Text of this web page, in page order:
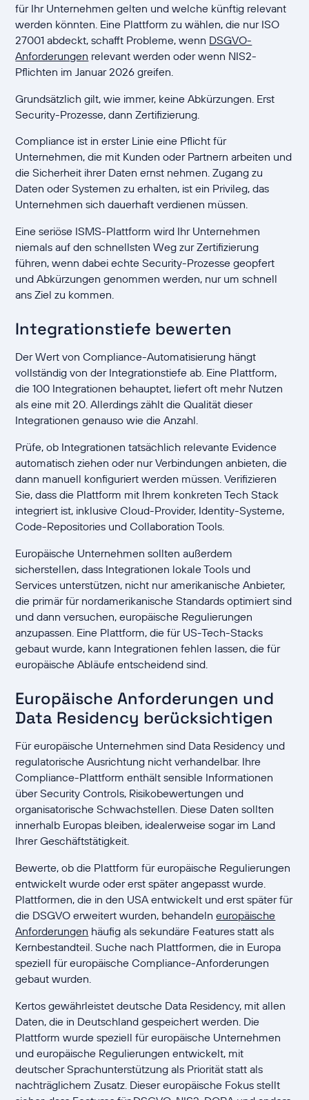
für Ihr Unternehmen gelten und welche künftig relevant
werden könnten. Eine Plattform zu wählen, die nur ISO
27001 abdeckt, schafft Probleme, wenn DSGVO-
Anforderungen relevant werden oder wenn NIS2-
Pflichten im Januar 2026 greifen.
Grundsätzlich gilt, wie immer, keine Abkürzungen. Erst
Security-Prozesse, dann Zertifizierung.
Compliance ist in erster Linie eine Pflicht für
Unternehmen, die mit Kunden oder Partnern arbeiten und
die Sicherheit ihrer Daten ernst nehmen. Zugang zu
Daten oder Systemen zu erhalten, ist ein Privileg, das
Unternehmen sich dauerhaft verdienen müssen.
Eine seriöse ISMS-Plattform wird Ihr Unternehmen
niemals auf den schnellsten Weg zur Zertifizierung
führen, wenn dabei echte Security-Prozesse geopfert
und Abkürzungen genommen werden, nur um schnell
ans Ziel zu kommen.
Integrationstiefe bewerten
Der Wert von Compliance-Automatisierung hängt
vollständig von der Integrationstiefe ab. Eine Plattform,
die 100 Integrationen behauptet, liefert oft mehr Nutzen
als eine mit 20. Allerdings zählt die Qualität dieser
Integrationen genauso wie die Anzahl.
Prüfe, ob Integrationen tatsächlich relevante Evidence
automatisch ziehen oder nur Verbindungen anbieten, die
dann manuell konfiguriert werden müssen. Verifizieren
Sie, dass die Plattform mit Ihrem konkreten Tech Stack
integriert ist, inklusive Cloud-Provider, Identity-Systeme,
Code-Repositories und Collaboration Tools.
Europäische Unternehmen sollten außerdem
sicherstellen, dass Integrationen lokale Tools und
Services unterstützen, nicht nur amerikanische Anbieter,
die primär für nordamerikanische Standards optimiert sind
und dann versuchen, europäische Regulierungen
anzupassen. Eine Plattform, die für US-Tech-Stacks
gebaut wurde, kann Integrationen fehlen lassen, die für
europäische Abläufe entscheidend sind.
Europäische Anforderungen und
Data Residency berücksichtigen
Für europäische Unternehmen sind Data Residency und
regulatorische Ausrichtung nicht verhandelbar. Ihre
Compliance-Plattform enthält sensible Informationen
über Security Controls, Risikobewertungen und
organisatorische Schwachstellen. Diese Daten sollten
innerhalb Europas bleiben, idealerweise sogar im Land
Ihrer Geschäftstätigkeit.
Bewerte, ob die Plattform für europäische Regulierungen
entwickelt wurde oder erst später angepasst wurde.
Plattformen, die in den USA entwickelt und erst später für
die DSGVO erweitert wurden, behandelneuropäische
Anforderungen häufig als sekundäre Features statt als
Kernbestandteil. Suche nach Plattformen, die in Europa
speziell für europäische Compliance-Anforderungen
gebaut wurden.
Kertos gewährleistet deutsche Data Residency, mit allen
Daten, die in Deutschland gespeichert werden. Die
Plattform wurde speziell für europäische Unternehmen
und europäische Regulierungen entwickelt, mit
deutscher Sprachunterstützung als Priorität statt als
nachträglichem Zusatz. Dieser europäische Fokus stellt